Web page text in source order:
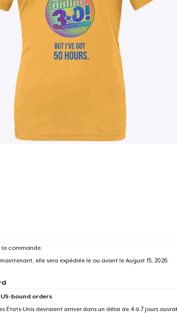
la commande.
elle sera expédiée le ou avant le August 15, 2026.
bound orders
États-Unis devraient arriver dans un délai de 4 à 7 jours